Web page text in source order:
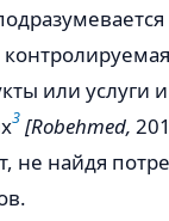
или услуги
3 [Robehmed,
не найдя